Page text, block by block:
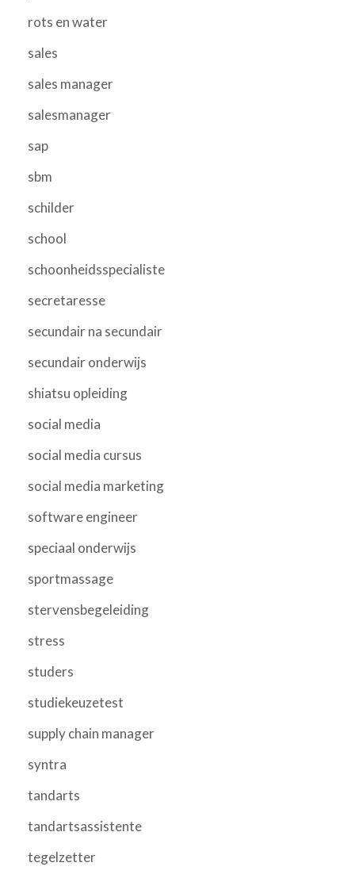
rots en water
sales
sales manager
salesmanager
sap
sbm
schilder
school
schoonheidsspecialiste
secretaresse
secundair na secundair
secundair onderwijs
shiatsu opleiding
social media
social media cursus
social media marketing
software engineer
speciaal onderwijs
sportmassage
stervensbegeleiding
stress
studers
studiekeuzetest
supply chain manager
syntra
tandarts
tandartsassistente
tegelzetter